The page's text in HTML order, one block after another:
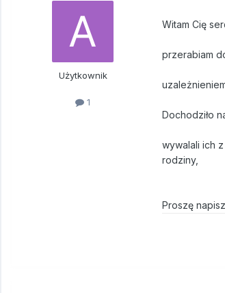
Użytkownik
1
Witam Cię
przerabiam
Dochodziło
wywalali ich
rodziny,
Proszę